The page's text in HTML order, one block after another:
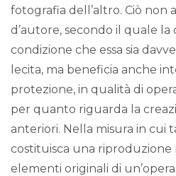
fotografia dell’altro. Ciò non
d’autore, secondo il quale la
condizione che essa sia
lecita, ma beneficia anche
protezione, in qualità di
per quanto riguarda la
anteriori. Nella misura in cui
costituisca una riproduzione
elementi originali di